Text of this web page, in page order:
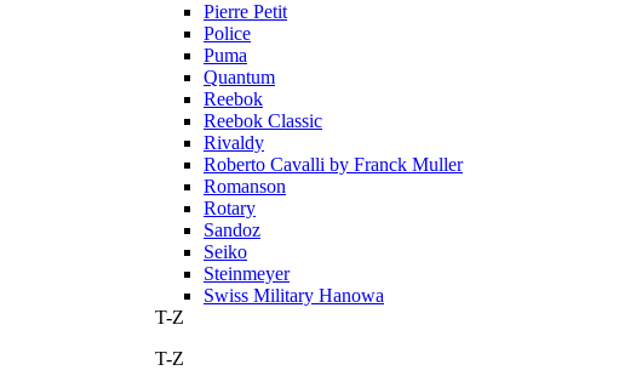
Pierre Petit
Police
Puma
Quantum
Reebok
Reebok Classic
Rivaldy
Roberto Cavalli by Franck Muller
Romanson
Rotary
Sandoz
Seiko
Steinmeyer
Swiss Military Hanowa
T-Z
T-Z